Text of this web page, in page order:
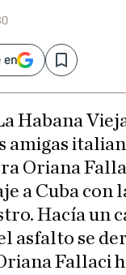
en Save
Habana
amigas
Oriana
a Cuba con
Hacía un
asfalto se
Fallaci